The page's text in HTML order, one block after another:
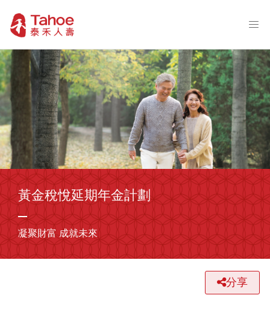
黃金稅悅延期年金計劃
凝聚財富 成就未來
分享